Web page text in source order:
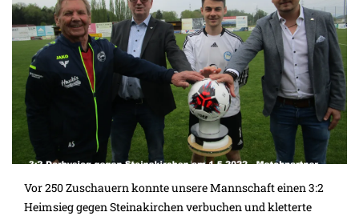
Vor 250 Zuschauern konnte unsere Mannschaft einen 3:2
Heimsieg gegen Steinakirchen verbuchen und kletterte